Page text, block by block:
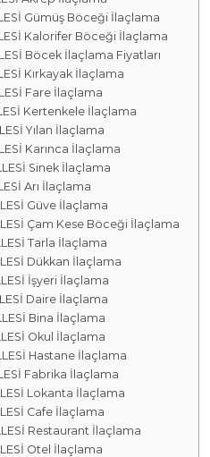
Gümüş Böceği İlaçlama
Kalorifer Böceği İlaçlama
Böcek İlaçlama Fiyatları
Kırkayak İlaçlama
Fare İlaçlama
Kertenkele İlaçlama
Yılan İlaçlama
Karınca İlaçlama
Sinek İlaçlama
Arı İlaçlama
Güve İlaçlama
Çam Kese Böceği İlaçlama
Tarla İlaçlama
Dükkan İlaçlama
İşyeri İlaçlama
Daire İlaçlama
Bina İlaçlama
Okul İlaçlama
Hastane İlaçlama
Fabrika İlaçlama
Lokanta İlaçlama
Cafe İlaçlama
Restaurant İlaçlama
Otel İlaçlama